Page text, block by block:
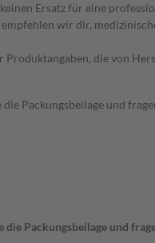
Ersatz für eine
wir dir,
die von
Packungsbeilage und
die Packungsbeilage und